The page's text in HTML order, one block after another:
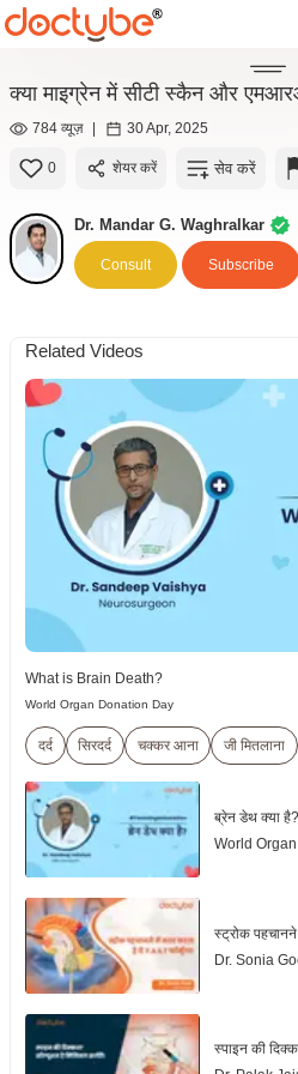
क्या माइग्रेन में सीटी स्कैन और
784 व्यूज़ | 30 Apr, 2025
0 शेयर करें सेव करें
Dr. Mandar G. Waghralkar
Consult Subscribe
Related Videos
What is Brain Death?
World Organ Donation Day
दर्द सिरदर्द चक्कर आना जी मितलाना
ब्रेन डेथ क्या है?
World
स्ट्रोक
Dr. Sonia
स्पाइन की